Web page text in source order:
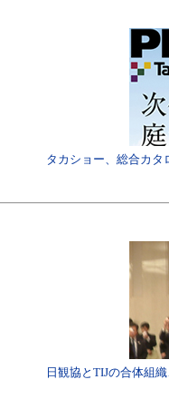
タカショー、総合カタ
日観協とTIJの合体組